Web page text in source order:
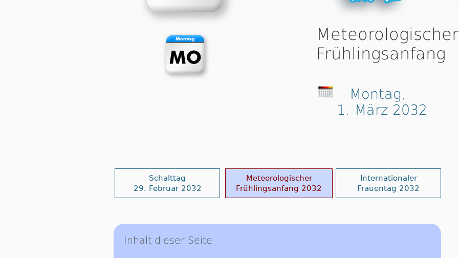
Meteorologischer
Frühlingsanfang
Montag,
1. März 2032
Schalttag
29. Februar 2032
Meteorologischer
Frühlingsanfang 2032
Internationaler
Frauentag 2032
Inhalt dieser Seite